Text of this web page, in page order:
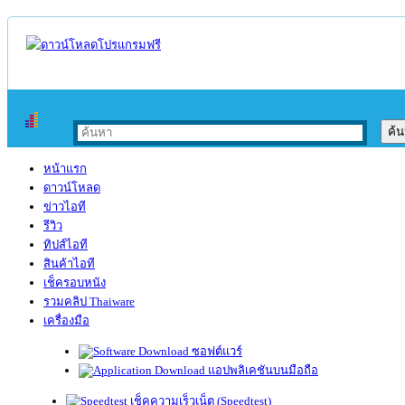
หน้าแรก
ดาวน์โหลด
ข่าวไอที
รีวิว
ทิปส์ไอที
สินค้าไอที
เช็ครอบหนัง
รวมคลิป Thaiware
เครื่องมือ
ซอฟต์แวร์
แอปพลิเคชันบนมือถือ
เช็คความเร็วเน็ต (Speedtest)